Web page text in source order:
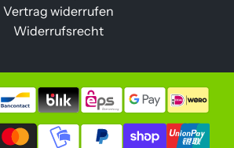
Vertrag widerrufen
Widerrufsrecht